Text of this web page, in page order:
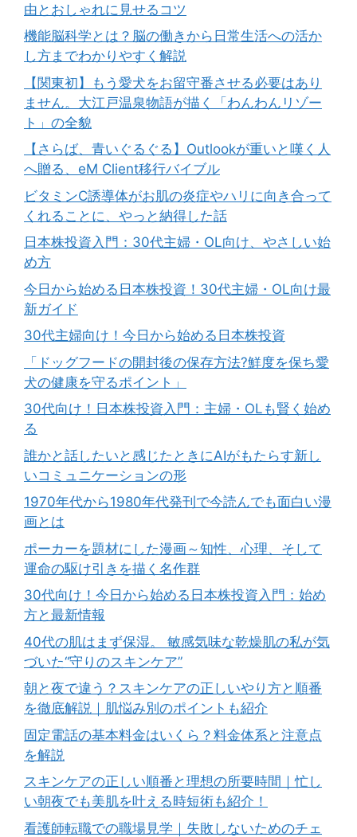
由とおしゃれに見せるコツ
機能脳科学とは？脳の働きから日常生活への活か
し方までわかりやすく解説
【関東初】もう愛犬をお留守番させる必要はあり
ません。大江戸温泉物語が描く「わんわんリゾー
ト」の全貌
【さらば、青いぐるぐる】Outlookが重いと嘆く人
へ贈る、eM Client移行バイブル
ビタミンC誘導体がお肌の炎症やハリに向き合って
くれることに、やっと納得した話
日本株投資入門：30代主婦・OL向け、やさしい始
め方
今日から始める日本株投資！30代主婦・OL向け最
新ガイド
30代主婦向け！今日から始める日本株投資
「ドッグフードの開封後の保存方法?鮮度を保ち愛
犬の健康を守るポイント」
30代向け！日本株投資入門：主婦・OLも賢く始め
る
誰かと話したいと感じたときにAIがもたらす新し
いコミュニケーションの形
1970年代から1980年代発刊で今読んでも面白い漫
画とは
ポーカーを題材にした漫画～知性、心理、そして
運命の駆け引きを描く名作群
30代向け！今日から始める日本株投資入門：始め
方と最新情報
40代の肌はまず保湿。 敏感気味な乾燥肌の私が気
づいた“守りのスキンケア”
朝と夜で違う？スキンケアの正しいやり方と順番
を徹底解説｜肌悩み別のポイントも紹介
固定電話の基本料金はいくら？料金体系と注意点
を解説
スキンケアの正しい順番と理想の所要時間｜忙し
い朝夜でも美肌を叶える時短術も紹介！
看護師転職での職場見学｜失敗しないためのチェ